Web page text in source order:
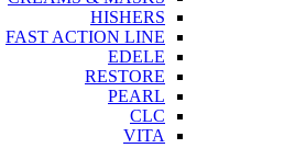
HISHERS
FAST ACTION LINE
EDELE
RESTORE
PEARL
CLC
VITA